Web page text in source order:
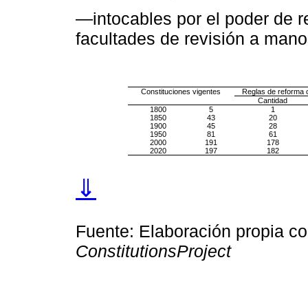
—intocables por el poder de
facultades de revisión a
Constituciones vigentes
Reglas de reforma
Cantidad
1800
5
1
1850
43
20
1900
45
28
1950
81
61
2000
191
178
2020
197 182
⇓
Fuente: Elaboración propia
ConstitutionsProject